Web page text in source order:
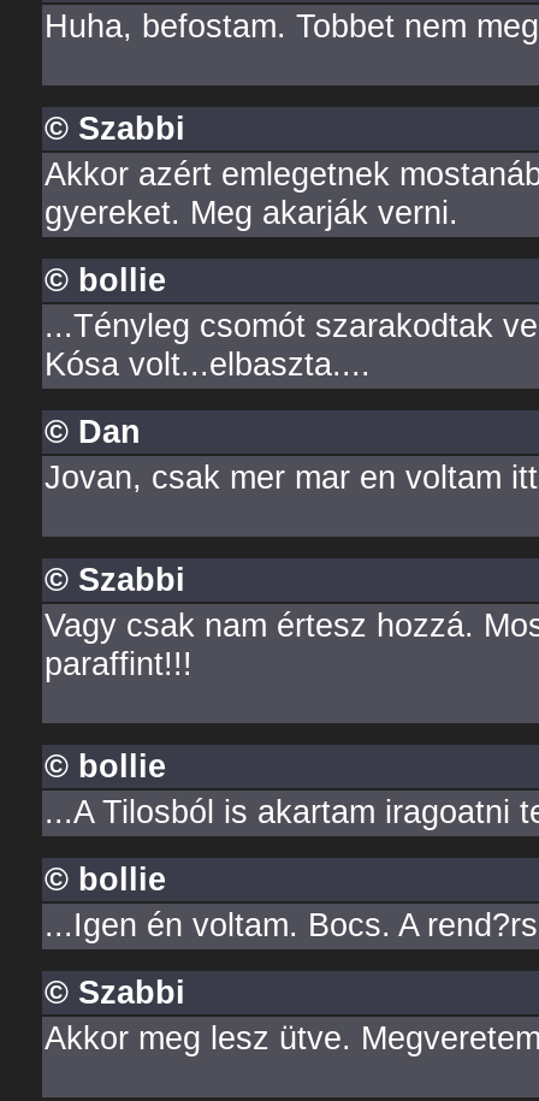
Huha, befostam. Tobbet nem
© Szabbi
Akkor azért emlegetnek
gyereket. Meg akarják verni.
© bollie
...Tényleg csomót szarakodtak
Kósa volt...elbaszta....
© Dan
Jovan, csak mer mar en voltam
© Szabbi
Vagy csak nam értesz hozzá.
paraffint!!!
© bollie
...A Tilosból is akartam iragoatni
© bollie
...Igen én voltam. Bocs. A
© Szabbi
Akkor meg lesz ütve.